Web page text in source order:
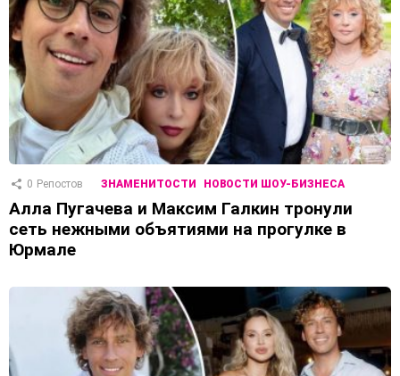
0 Репостов ЗНАМЕНИТОСТИ НОВОСТИ ШОУ-БИЗНЕСА
Алла Пугачева и Максим Галкин тронули
сеть нежными объятиями на прогулке в
Юрмале